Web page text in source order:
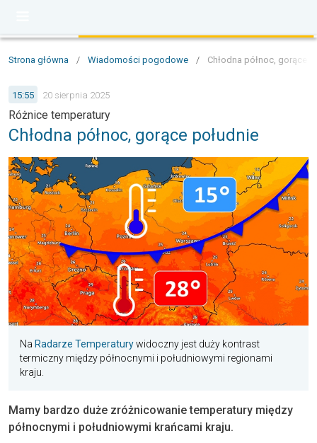
Strona główna / Wiadomości pogodowe / Chłodna północ, gorące
15:55 20 sierpnia 2025
Różnice temperatury
Chłodna północ, gorące południe
Na Radarze Temperaturywidoczny jest duży kontrast
termiczny między północnymi i południowymi regionami
kraju.
Mamy bardzo duże zróżnicowanie temperatury między
północnymi i południowymi krańcami kraju.